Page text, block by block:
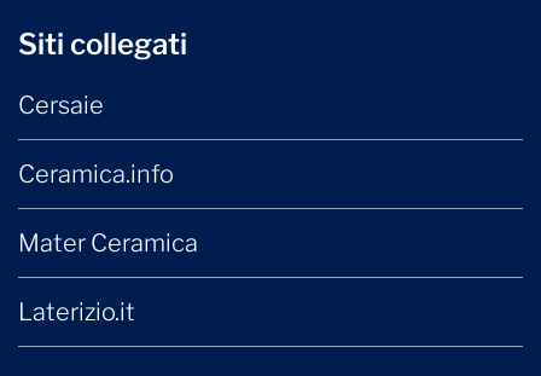
Siti collegati
Cersaie
Ceramica.info
Mater Ceramica
Laterizio.it